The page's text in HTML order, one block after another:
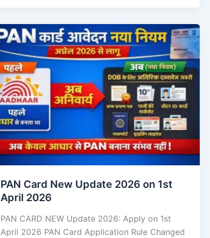
PAN Card New Update 2026 on 1st
April 2026
PAN CARD NEW Update 2026: Apply on 1st
April 2026 PAN Card Application Rule Changed